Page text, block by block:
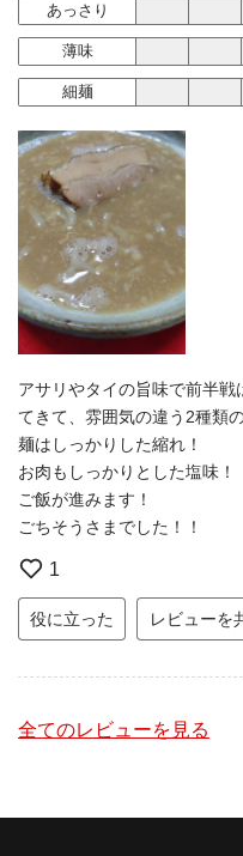
あっさり
薄味
細麺
アサリやタイの旨味で前半
てきて、雰囲気の違う2種類
麺はしっかりした縮れ！
お肉もしっかりとした塩味！
ご飯が進みます！
ごちそうさまでした！！
1
役に立った レビューを
全てのレビューを見る